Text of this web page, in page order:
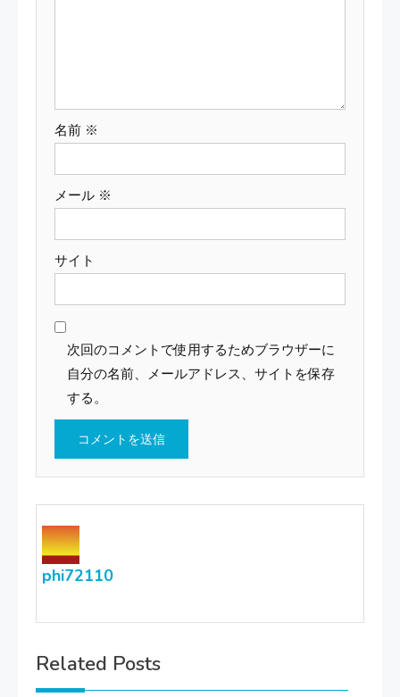
名前 ※
メール ※
サイト
次回のコメントで使用するためブラウザーに
自分の名前、メールアドレス、サイトを保存
する。
phi72110
Related Posts